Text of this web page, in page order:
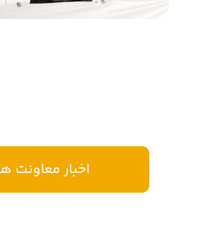
اخبار معاونت